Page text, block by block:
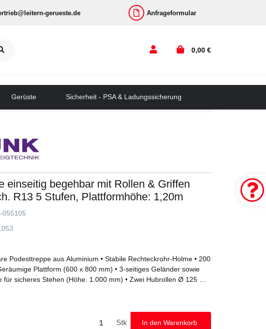
gerueste.de Anfrageformular
0,00 €
Gerüste Sicherheit - PSA & Ladungssicherung
einseitig begehbar mit Rollen & Griffen
R13 5 Stufen, Plattformhöhe: 1,20m
055105
Podesttreppe aus Aluminium • Stabile Rechteckrohr-Holme • 200
Plattform (600 x 800 mm) • 3-seitiges Geländer sowie
für sicheres Stehen (Höhe: 1.000 mm) • Zwei Hubrollen Ø 125 mm
leichtes Verfahren von Ort zu Ort • Einfache Montage (Versand
optional • In verschiedenen Stufen- und Plattformausführungen
Belastung: 150 kg
Stk In den Warenkorb